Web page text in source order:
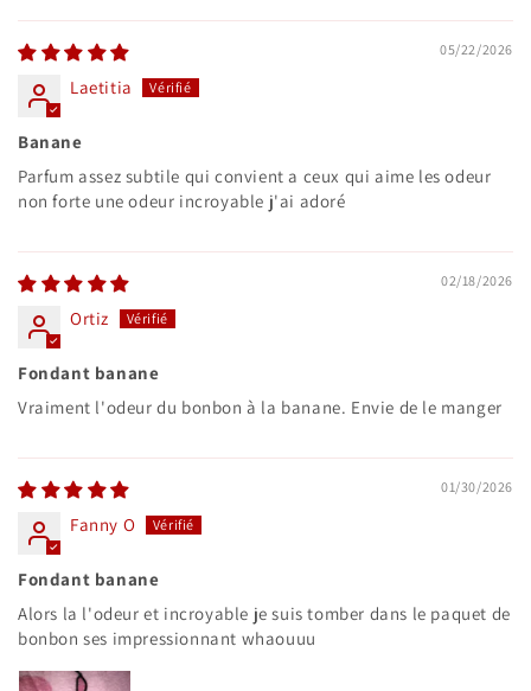
05/22/2026
Laetitia
Banane
Parfum assez subtile qui convient a ceux qui aime les odeur
non forte une odeur incroyable j'ai adoré
02/18/2026
Ortiz
Fondant banane
Vraiment l'odeur du bonbon à la banane. Envie de le manger
01/30/2026
Fanny O
Fondant banane
Alors la l'odeur et incroyable je suis tomber dans le paquet de
bonbon ses impressionnant whaouuu